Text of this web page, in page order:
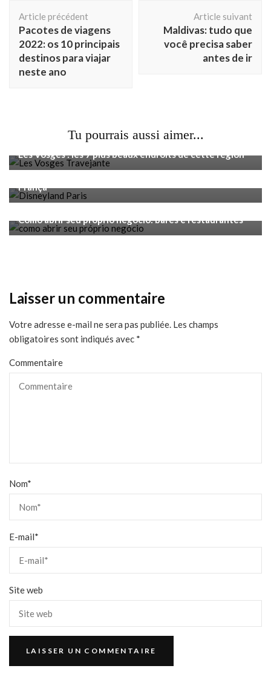
d'article
Article précédent
Pacotes de viagens
2022: os 10 principais
destinos para viajar
neste ano
Article suivant
Maldivas: tudo que
você precisa saber
antes de ir
Tu pourrais aussi aimer...
Les Vosges : les 7 plus beaux endroits de cette région
Voyage
França
Como abrir seu próprio negócio: bares e restaurantes
Laisser un commentaire
Votre adresse e-mail ne sera pas publiée. Les champs
obligatoires sont indiqués avec *
Commentaire
Nom*
E-mail*
Site web